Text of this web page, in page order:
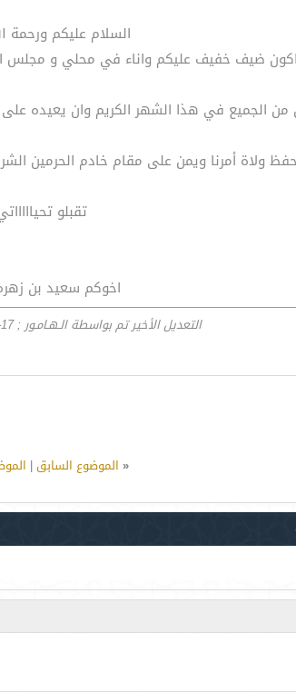
السلام عليكم ورحمة
اكون ضيف خفيف عليكم واناء في محلي و
من الجميع في هذا الشهر الكريم وان يعيده
ولاة أمرنا ويمن على مقام خادم الحرمين
تقبلو
اخوكم سعيد بن
التعديل الأخير تم بواسطة الـهـامـور ; 17-08-2011 الساعة
« الموضوع السابق|